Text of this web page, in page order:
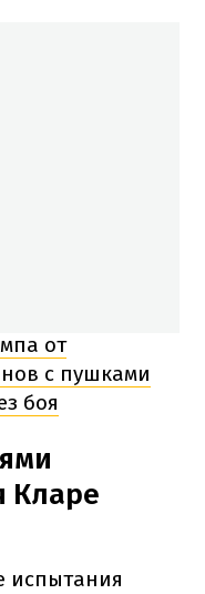
от
с пушками
боя
Кларе
испытания